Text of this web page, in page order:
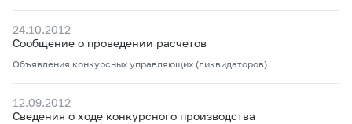
24.10.2012
Сообщение о проведении расчетов
Объявления конкурсных управляющих (ликвидаторов)
12.09.2012
Сведения о ходе конкурсного производства